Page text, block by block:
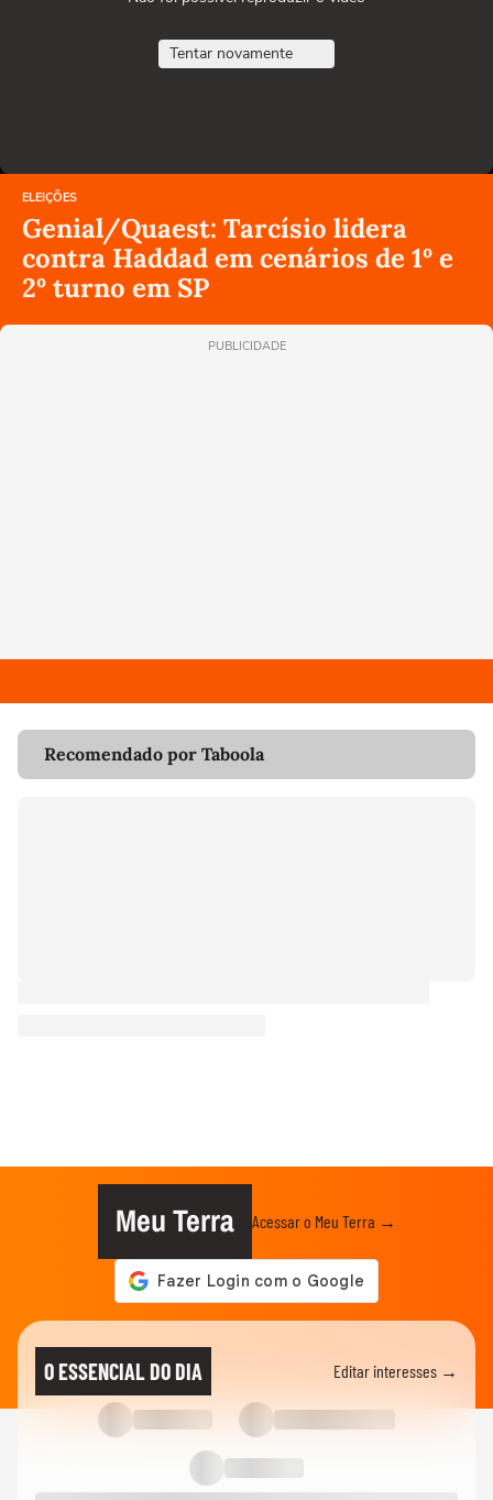
Tentar novamente
ELEIÇÕES
Genial/Quaest: Tarcísio lidera
contra Haddad em cenários de 1º e
2º turno em SP
PUBLICIDADE
Recomendado por Taboola
Meu Terra Acessar o Meu Terra →
O ESSENCIAL DO DIA Editar interesses →